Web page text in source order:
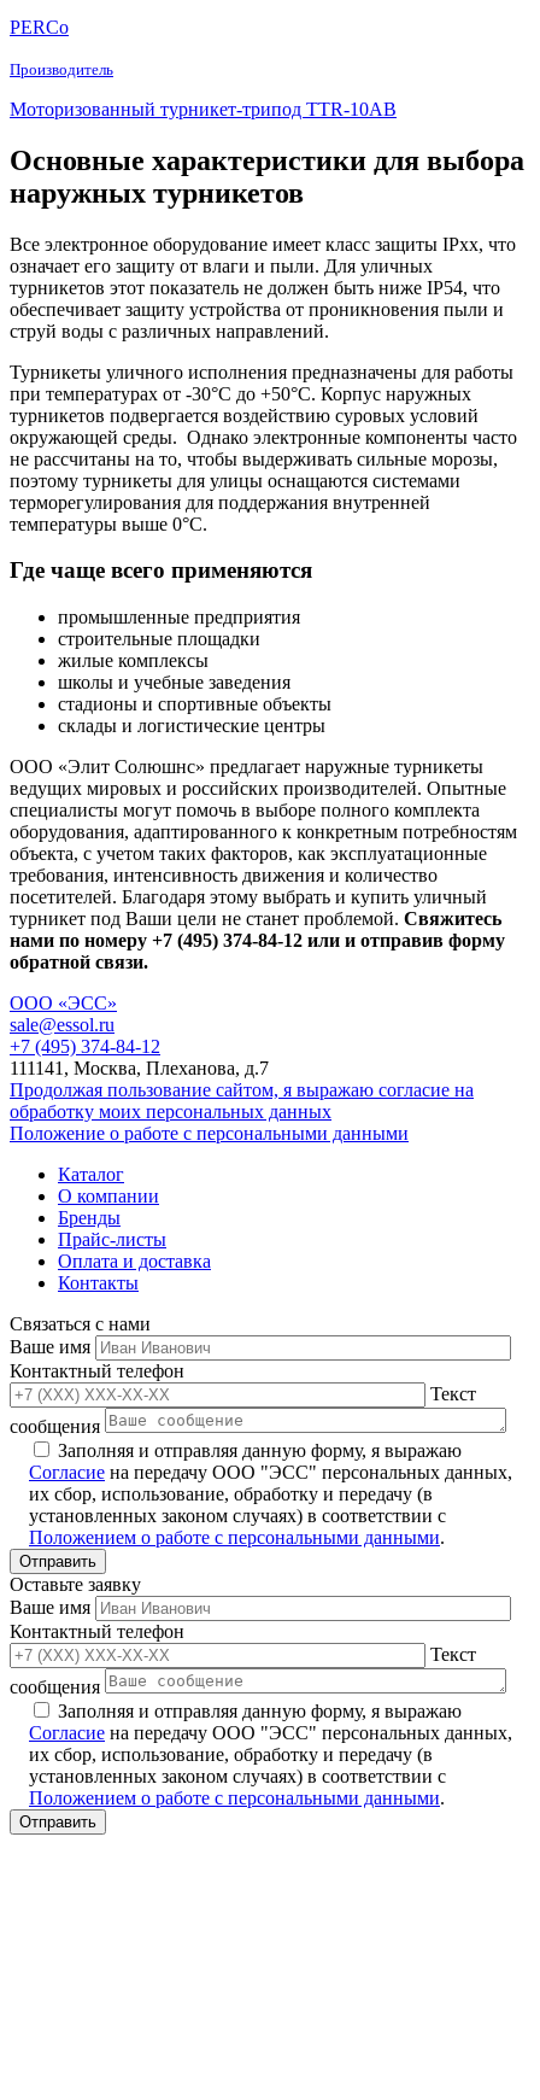
PERCo
Производитель
Моторизованный турникет-трипод TTR-10АB
Основные характеристики для выбора
наружных турникетов
Все электронное оборудование имеет класс защиты IPxx, что
означает его защиту от влаги и пыли. Для уличных
турникетов этот показатель не должен быть ниже IP54, что
обеспечивает защиту устройства от проникновения пыли и
струй воды с различных направлений.
Турникеты уличного исполнения предназначены для работы
при температурах от -30°C до +50°C. Корпус наружных
турникетов подвергается воздействию суровых условий
окружающей среды. Однако электронные компоненты часто
не рассчитаны на то, чтобы выдерживать сильные морозы,
поэтому турникеты для улицы оснащаются системами
терморегулирования для поддержания внутренней
температуры выше 0°C.
Где чаще всего применяются
промышленные предприятия
строительные площадки
жилые комплексы
школы и учебные заведения
стадионы и спортивные объекты
склады и логистические центры
ООО «Элит Солюшнс» предлагает наружные турникеты
ведущих мировых и российских производителей. Опытные
специалисты могут помочь в выборе полного комплекта
оборудования, адаптированного к конкретным потребностям
объекта, с учетом таких факторов, как эксплуатационные
требования, интенсивность движения и количество
посетителей. Благодаря этому выбрать и купить уличный
турникет под Ваши цели не станет проблемой. Свяжитесь
нами по номеру +7 (495) 374-84-12 или и отправив форму
обратной связи.
ООО «ЭСС»
sale@essol.ru
+7 (495) 374-84-12
111141, Москва, Плеханова, д.7
Продолжая пользование сайтом, я выражаю согласие на
обработку моих персональных данных
Положение о работе с персональными данными
Каталог
О компании
Бренды
Прайс-листы
Оплата и доставка
Контакты
Связаться с нами
Ваше имя
Контактный телефон
Текст
сообщения
Заполняя и отправляя данную форму, я выражаю
Согласие на передачу ООО "ЭСС" персональных данных,
их сбор, использование, обработку и передачу (в
установленных законом случаях) в соответствии с
Положением о работе с персональными данными.
Оставьте заявку
Ваше имя
Контактный телефон
Текст
сообщения
Заполняя и отправляя данную форму, я выражаю
Согласие на передачу ООО "ЭСС" персональных данных,
их сбор, использование, обработку и передачу (в
установленных законом случаях) в соответствии с
Положением о работе с персональными данными.